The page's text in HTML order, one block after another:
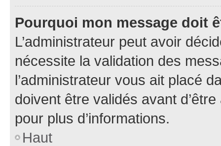
Pourquoi mon message doit
L’administrateur peut avoir
nécessite la validation des
l’administrateur vous ait placé
doivent être validés avant
pour plus d’informations.
Haut